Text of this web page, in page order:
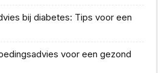
bij diabetes: Tips voor een
voor een gezond